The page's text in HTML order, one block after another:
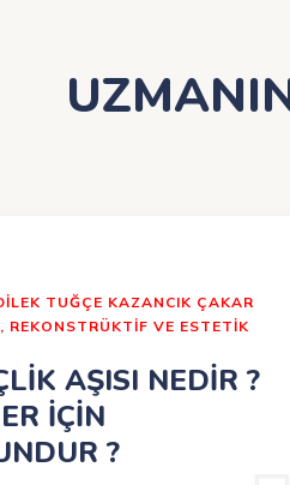
TUĞÇE KAZANCIK ÇAKAR
REKONSTRÜKTIF VE ESTETIK
AŞISI NEDİR ?
İÇİN
?